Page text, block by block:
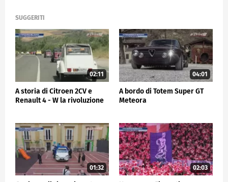
SUGGERITI
02:11
A storia di Citroen 2CV e
Renault 4 - W la rivoluzione
04:01
A bordo di Totem Super GT
Meteora
01:32 02:03